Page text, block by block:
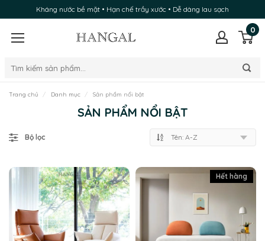
Kháng nước bề mặt • Hạn chế trầy xước • Dễ dàng lau sạch
0
Trang chủ Danh mục Sản phẩm nổi bật
SẢN PHẨM NỔI BẬT
Bộ lọc
Hết hàng